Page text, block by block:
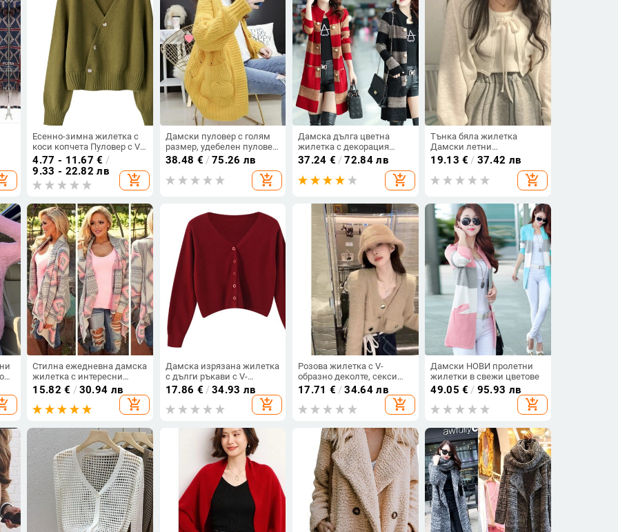
Есенно-зимна жилетка с
коси копчета Пуловер с V-
образно деколте Дамски
плетени горнища с дълъг
ръкав Корейски свободен
плътен кашмирен пуловер
4.77 - 11.67 € /
9.33 - 22.82 лв
add_shopping_cart
Дамски пуловер с голям
размер, удебелен пуловер
и жилетка Fat MM,
свободен, среден и дълъг,
нов, плетен стил 2024,
38.48 € /75.26 лв
add_shopping_cart
Дамска дълга цветна
жилетка с декорация
копчета
37.24 € /72.84 лв
add_shopping_cart
Тънка бяла жилетка
Дамски летни
слънцезащитни
трикотажни дрехи с
връзки Дамски корейски
стил Ежедневен фенер с
слънцезащитена горна
част
19.13 € / 37.42 лв
add_shopping_cart
Стилна ежедневна дамска
жилетка с интересни
шарени геометрични
фигурки
15.82 € /30.94 лв
add_shopping_cart
Дамска изрязана жилетка
с дълги ръкави с V-
образно деколте и копчета
надолу, плетена дамска
есенно-пролетна плетена
едноредна жилетка с
17.86 € /34.93 лв
add_shopping_cart
Розова жилетка с V-
образно деколте, секси
тениска в стил чиста
похот, есен и зима, ново
2024 г., горна част от
пуловер с дълги ръкави в
корейски стил
17.71 € /34.64 лв
add_shopping_cart
Дамски НОВИ пролетни
жилетки в свежи цветове
49.05 € / 95.93 лв
add_shopping_cart